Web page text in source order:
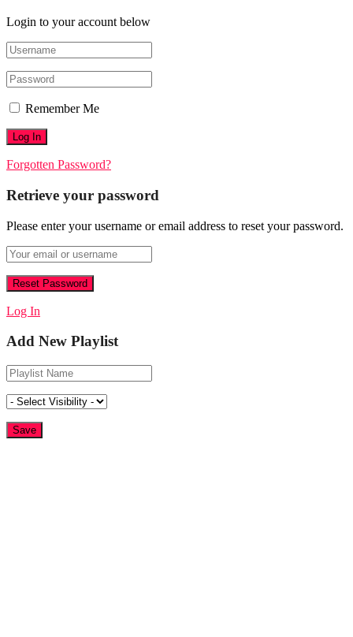
Login to your account below
Remember Me
Forgotten Password?
Retrieve your password
Please enter your username or email address to reset your password.
Log In
Add New Playlist